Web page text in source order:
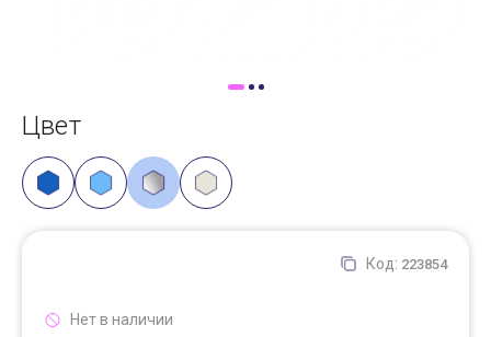
Цвет
Код: 223854
Нет в наличии